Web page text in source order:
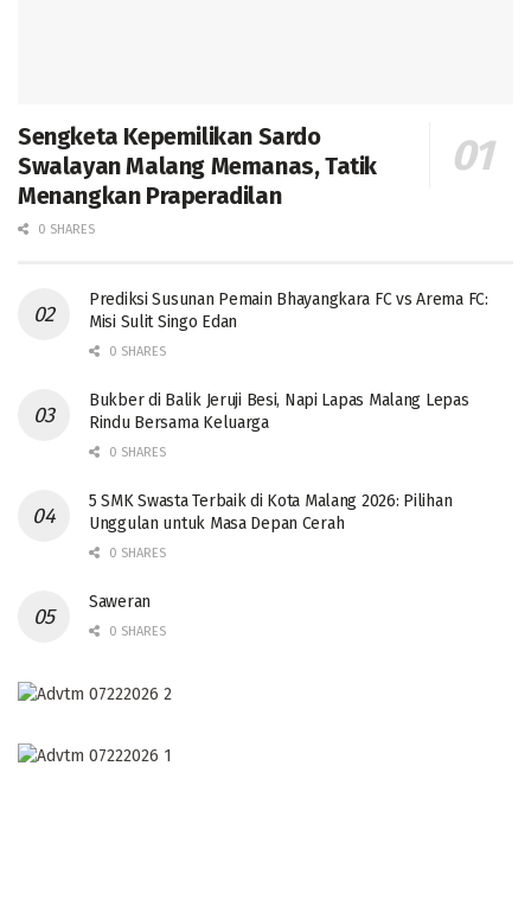
Sengketa Kepemilikan Sardo
Swalayan Malang Memanas, Tatik
Menangkan Praperadilan
0 SHARES
Prediksi Susunan Pemain Bhayangkara FC vs Arema FC:
Misi Sulit Singo Edan
0 SHARES
Bukber di Balik Jeruji Besi, Napi Lapas Malang Lepas
Rindu Bersama Keluarga
0 SHARES
5 SMK Swasta Terbaik di Kota Malang 2026: Pilihan
Unggulan untuk Masa Depan Cerah
0 SHARES
Saweran
0 SHARES